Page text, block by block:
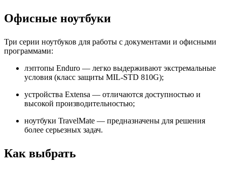
Офисные ноутбуки
Три серии ноутбуков для работы с документами и офисными
программами:
лэптопы Enduro — легко выдерживают экстремальные
условия (класс защиты MIL-STD 810G);
устройства Extensa — отличаются доступностью и
высокой производительностью;
ноутбуки TravelMate — предназначены для решения
более серьезных задач.
Как выбрать